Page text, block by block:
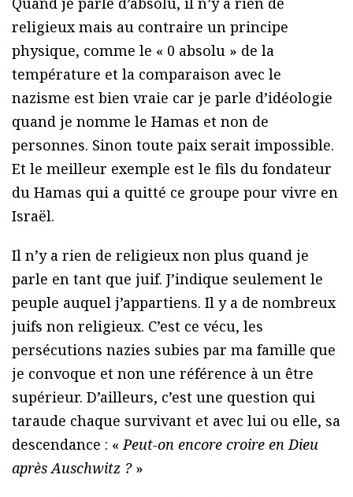
religieux mais au contraire un principe
physique, comme le « 0 absolu » de la
température et la comparaison avec le
nazisme est bien vraie car je parle d’idéologie
quand je nomme le Hamas et non de
personnes. Sinon toute paix serait impossible.
Et le meilleur exemple est le fils du fondateur
du Hamas qui a quitté ce groupe pour vivre en
Israël.
Il n’y a rien de religieux non plus quand je
parle en tant que juif. J’indique seulement le
peuple auquel j’appartiens. Il y a de nombreux
juifs non religieux. C’est ce vécu, les
persécutions nazies subies par ma famille que
je convoque et non une référence à un être
supérieur. D’ailleurs, c’est une question qui
taraude chaque survivant et avec lui ou elle, sa
descendance : «Peut-on encore croire en Dieu
après Auschwitz ? »